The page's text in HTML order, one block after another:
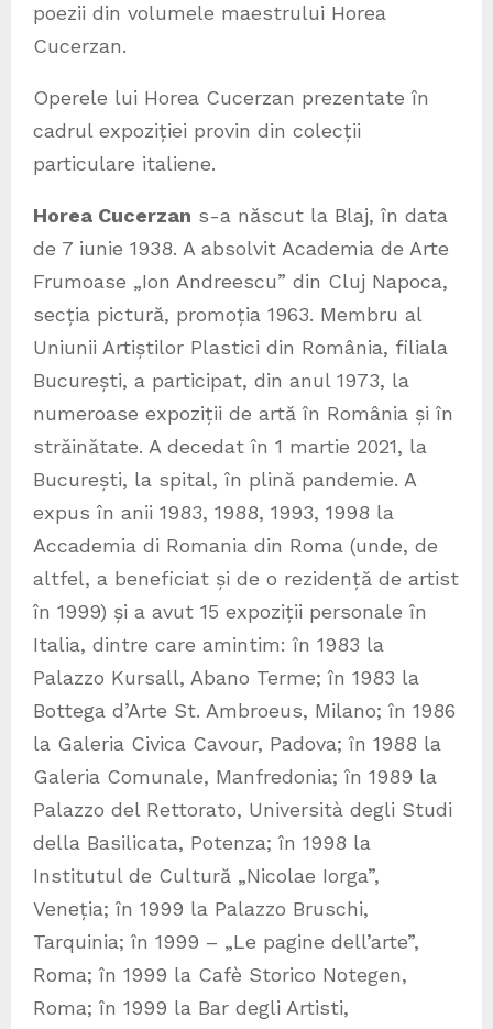
poezii din volumele maestrului Horea
Cucerzan.
Operele lui Horea Cucerzan prezentate în
cadrul expoziției provin din colecții
particulare italiene.
Horea Cucerzan s-a născut la Blaj, în data
de 7 iunie 1938. A absolvit Academia de Arte
Frumoase „Ion Andreescu” din Cluj Napoca,
secția pictură, promoția 1963. Membru al
Uniunii Artiștilor Plastici din România, filiala
București, a participat, din anul 1973, la
numeroase expoziții de artă în România și în
străinătate. A decedat în 1 martie 2021, la
București, la spital, în plină pandemie. A
expus în anii 1983, 1988, 1993, 1998 la
Accademia di Romania din Roma (unde, de
altfel, a beneficiat și de o rezidență de artist
în 1999) și a avut 15 expoziții personale în
Italia, dintre care amintim: în 1983 la
Palazzo Kursall, Abano Terme; în 1983 la
Bottega d’Arte St. Ambroeus, Milano; în 1986
la Galeria Civica Cavour, Padova; în 1988 la
Galeria Comunale, Manfredonia; în 1989 la
Palazzo del Rettorato, Università degli Studi
della Basilicata, Potenza; în 1998 la
Institutul de Cultură „Nicolae Iorga”,
Veneția; în 1999 la Palazzo Bruschi,
Tarquinia; în 1999 – „Le pagine dell’arte”,
Roma; în 1999 la Cafè Storico Notegen,
Roma; în 1999 la Bar degli Artisti,